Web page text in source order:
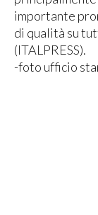
importante
di qualità su
(ITALPRESS).
-foto ufficio